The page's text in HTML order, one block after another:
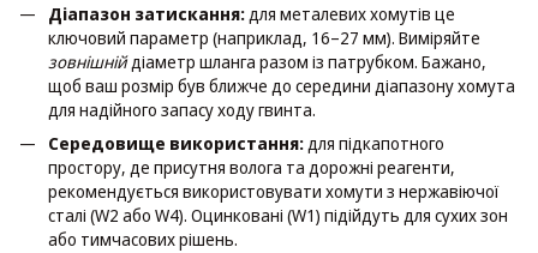
Діапазон затискання: для металевих хомутів це
ключовий параметр (наприклад, 16–27 мм). Виміряйте
зовнішнійдіаметр шланга разом із патрубком. Бажано,
щоб ваш розмір був ближче до середини діапазону хомута
для надійного запасу ходу гвинта.
Середовище використання:для підкапотного
простору, де присутня волога та дорожні реагенти,
рекомендується використовувати хомути з нержавіючої
сталі (W2 або W4). Оцинковані (W1) підійдуть для сухих зон
або тимчасових рішень.